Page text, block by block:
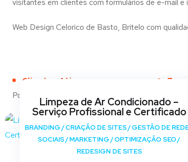
visitantes em clientes com formulários de e-mail
Web Design Celorico de Basto, Britelo com
Clientes Ativos
Portfólio
Limpeza de Ar Condicionado –
Serviço Profissional e Certificado
BRANDING/CRIAÇÃO DE SITES/GESTÃO DE
SOCIAIS/MARKETING/OPTIMIZAÇÃO SEO/
REDESIGN DE SITES